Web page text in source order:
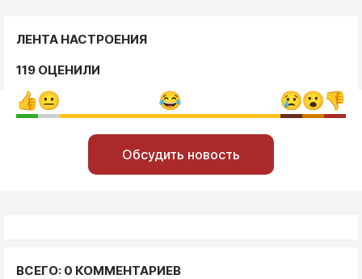
ЛЕНТА НАСТРОЕНИЯ
119 ОЦЕНИЛИ
Обсудить новость
ВСЕГО: 0 КОММЕНТАРИЕВ